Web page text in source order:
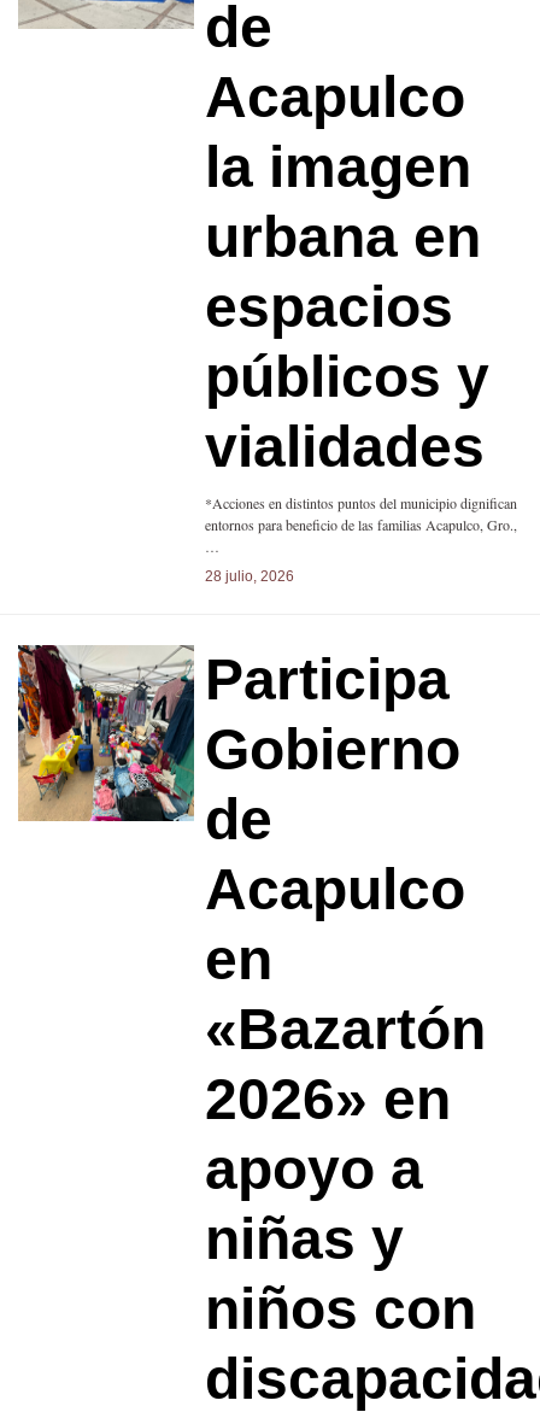
de
Acapulco
la imagen
urbana en
espacios
públicos y
vialidades
*Acciones en distintos puntos del municipio dignifican
entornos para beneficio de las familias Acapulco, Gro.,
…
28 julio, 2026
Participa
Gobierno
de
Acapulco
en
«Bazartón
2026» en
apoyo a
niñas y
niños con